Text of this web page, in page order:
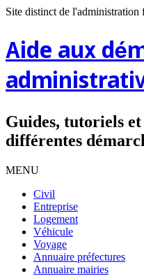
Site distinct de l'administration
Aide aux
Guides, tutoriels
différentes
MENU
Civil
Entreprise
Logement
Véhicule
Voyage
Annuaire préfectures
Annuaire mairies